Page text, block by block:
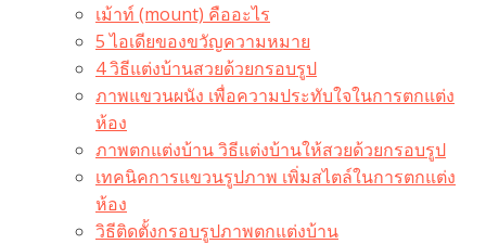
เม้าท์ (mount) คืออะไร​
5 ไอเดียของขวัญความหมาย
4 วิธีแต่งบ้านสวยด้วยกรอบรูป
ภาพแขวนผนัง เพื่อความประทับใจในการตกแต่ง
ห้อง
ภาพตกแต่งบ้าน วิธีแต่งบ้านให้สวยด้วยกรอบรูป
เทคนิคการแขวนรูปภาพ เพิ่มสไตล์ในการตกแต่ง
ห้อง
วิธีติดตั้งกรอบรูปภาพตกแต่งบ้าน